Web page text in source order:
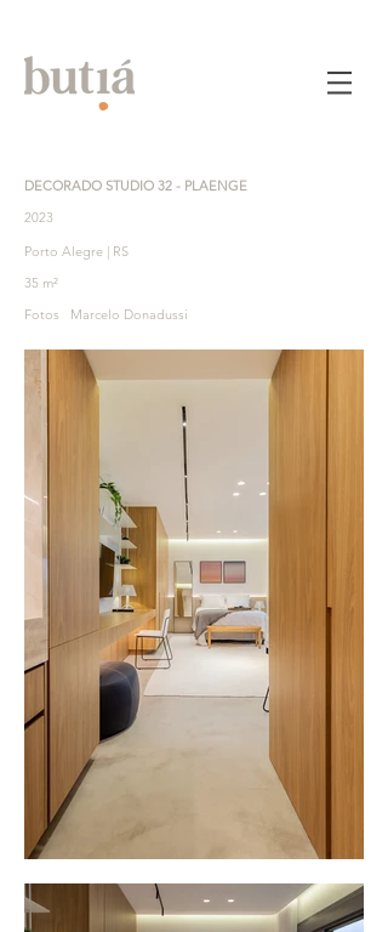
DECORADO STUDIO 32 - PLAENGE
2023
Porto Alegre | RS
35 m²
Fotos Marcelo Donadussi